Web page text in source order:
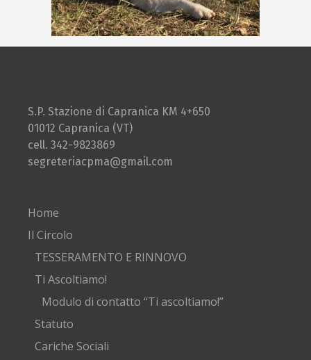
S.P. Stazione di Capranica KM 4+650
01012 Capranica (VT)
cell. 342-9823869
segreteriacpma@gmail.com
Home
Il Circolo
TESSERAMENTO E RINNOVO
Ti Ascoltiamo!
Modulo di contatto “Ti ascoltiamo!”
Statuto
Cariche Sociali